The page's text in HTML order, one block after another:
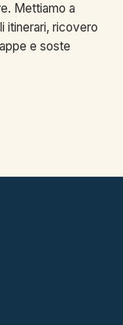
Mettiamo a
itinerari, ricovero
e soste